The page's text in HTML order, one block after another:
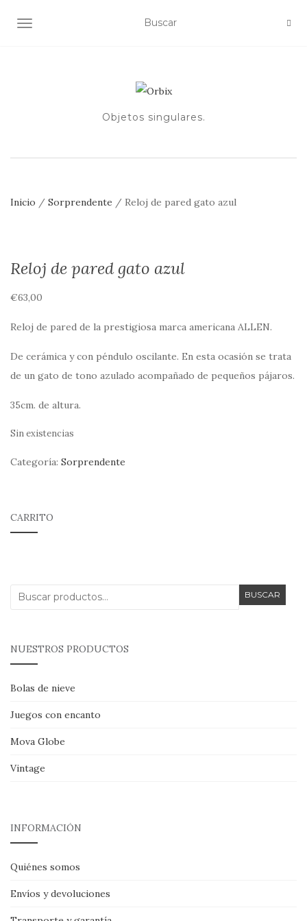
ALTERNAR NAVEGACIÓN
Objetos singulares.
Inicio / Sorprendente / Reloj de pared gato azul
Reloj de pared gato azul
€63,00
Reloj de pared de la prestigiosa marca americana ALLEN.
De cerámica y con péndulo oscilante. En esta ocasión se trata
de un gato de tono azulado acompañado de pequeños pájaros.
35cm. de altura.
Sin existencias
Categoría: Sorprendente
CARRITO
Buscar
BUSCAR
NUESTROS PRODUCTOS
Bolas de nieve
Juegos con encanto
Mova Globe
Vintage
INFORMACIÓN
Quiénes somos
Envíos y devoluciones